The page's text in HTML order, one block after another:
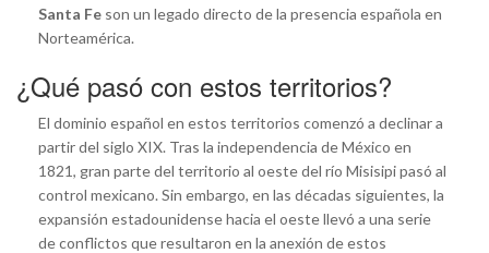
Santa Fe son un legado directo de la presencia española en
Norteamérica.
¿Qué pasó con estos territorios?
El dominio español en estos territorios comenzó a declinar a
partir del siglo XIX. Tras la independencia de México en
1821, gran parte del territorio al oeste del río Misisipi pasó al
control mexicano. Sin embargo, en las décadas siguientes, la
expansión estadounidense hacia el oeste llevó a una serie
de conflictos que resultaron en la anexión de estos